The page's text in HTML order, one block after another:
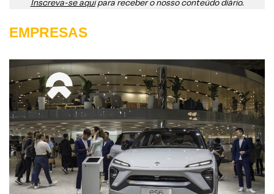
Inscreva-se aquipara receber o nosso conteúdo diário.
EMPRESAS